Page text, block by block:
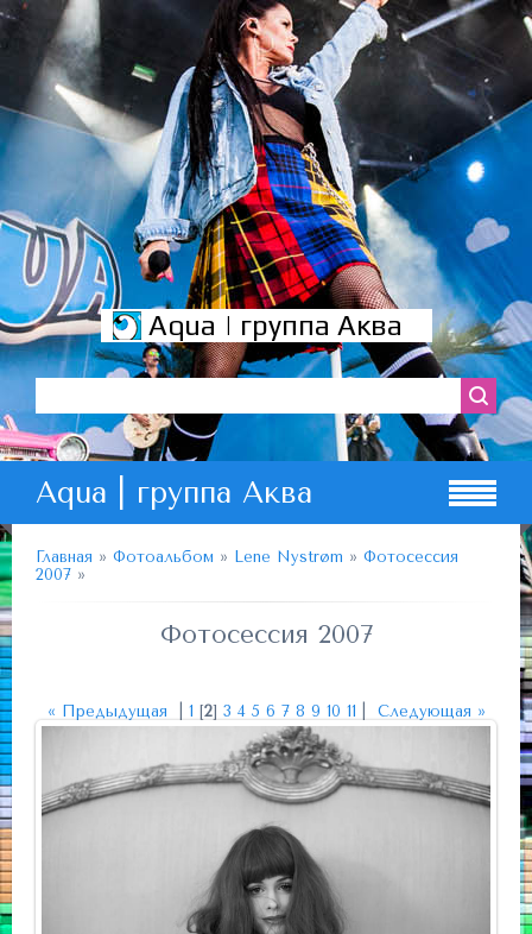
Aqua | группа Аква
Aqua | группа Аква
Главная » Фотоальбом » Lene Nystrøm » Фотосессия
2007 »
Фотосессия 2007
« Предыдущая 1 [2] 3 4 5 6 7 8 9 10 11 Следующая »